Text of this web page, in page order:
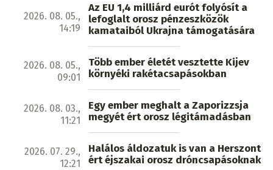
2026. 08. 05.,
14:19
Az EU 1,4 milliárd eurót folyósít a
lefoglalt orosz pénzeszközök
kamataiból Ukrajna támogatására
2026. 08. 05.,
09:01
Több ember életét vesztette Kijev
környéki rakétacsapásokban
2026. 08. 03.,
11:21
Egy ember meghalt a Zaporizzsja
megyét ért orosz légitámadásban
2026. 07. 29.,
12:21
Halálos áldozatuk is van a Herszont
ért éjszakai orosz dróncsapásoknak